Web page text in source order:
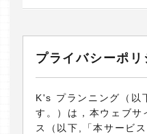
プライバシーポリ
K's プランニング（以
す。）は，本ウェブサ
ス（以下,「本サービ